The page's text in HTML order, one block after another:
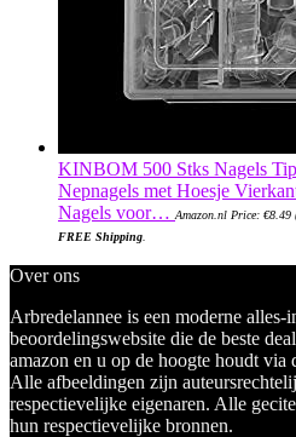
KINBOM 500 Stks Nagels
Nepnagels met Hoesje
Nagels voor… Amazon.nl Price: €8.49
FREE Shipping
Over ons
Arbredelannee is een moderne
beoordelingswebsite die de beste
amazon en u op de hoogte houdt via
Alle afbeeldingen zijn
respectievelijke eigenaren. Alle
hun respectievelijke bronnen.